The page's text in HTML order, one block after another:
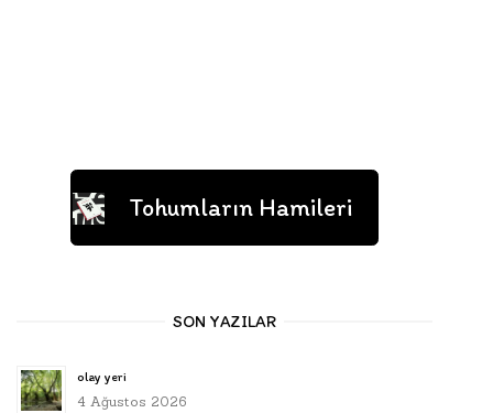
Tohumların Hamileri
SON YAZILAR
olay yeri
4 Ağustos 2026